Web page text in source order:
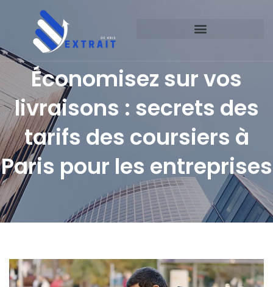
Économisez sur vos
livraisons : secrets des
tarifs des coursiers à
Paris pour les entreprises